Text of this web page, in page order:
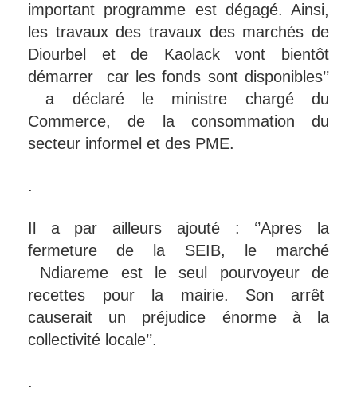
important programme est dégagé. Ainsi,
les travaux des travaux des marchés de
Diourbel et de Kaolack vont bientôt
démarrer car les fonds sont disponibles’’
a déclaré le ministre chargé du
Commerce, de la consommation du
secteur informel et des PME.
.
Il a par ailleurs ajouté : ‘’Apres la
fermeture de la SEIB, le marché
Ndiareme est le seul pourvoyeur de
recettes pour la mairie. Son arrêt
causerait un préjudice énorme à la
collectivité locale’’.
.